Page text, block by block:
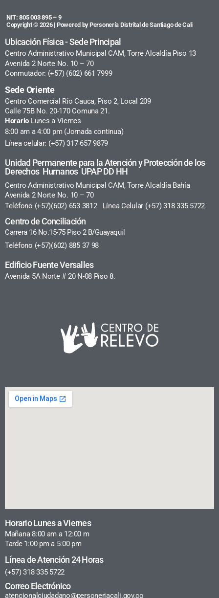
NIT: 805 003 895 – 9
Copyright © 2026 | Powered by Personería Distrital de Santiago de Cali
Ubicación Física - Sede Principal
Centro Administrativo Municipal CAM, Torre Alcaldía Piso 13
Avenida 2 Norte No. 10 – 70
Conmutador: (+57) (602) 661 7999
Sede Oriente
Centro Comercial Río Cauca, Piso 2, Local 209
Calle 75B No. 20-170 Comuna 21.
Horario Lunes a Viernes
8:00 am a 4:00 pm (Jornada continua)
Línea celular: (+57) 317 657 9879
Unidad Permanente para la Atención y Protección de los
Derechos Humanos UPAP DD HH
Centro Administrativo Municipal CAM, Torre Alcaldía Bahía
Avenida 2 Norte No. 10 – 70
Teléfono (+57)(602) 653 3812 Línea Celular (+57) 318 335 5722
Centro de Conciliación
Carrera 16 No.15-75 Piso 2 B/Guayaquil
Teléfono (+57)(602) 885 37 98
Edificio Fuente Versalles
Avenida 5A Norte # 20 N-08 Piso 8.
Horario Lunes a Viernes
Mañana 8:00 am a 12:00 m
Tarde 1:00 pm a 5:00 pm
Línea de Atención 24 Horas
(+57) 318 335 5722
Correo Electrónico
atencionalciudadano@personeriacali.gov.co